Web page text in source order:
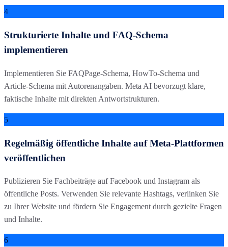
4
Strukturierte Inhalte und FAQ-Schema
implementieren
Implementieren Sie FAQPage-Schema, HowTo-Schema und
Article-Schema mit Autorenangaben. Meta AI bevorzugt klare,
faktische Inhalte mit direkten Antwortstrukturen.
5
Regelmäßig öffentliche Inhalte auf Meta-Plattformen
veröffentlichen
Publizieren Sie Fachbeiträge auf Facebook und Instagram als
öffentliche Posts. Verwenden Sie relevante Hashtags, verlinken Sie
zu Ihrer Website und fördern Sie Engagement durch gezielte Fragen
und Inhalte.
6